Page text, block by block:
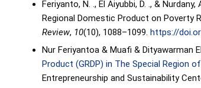
Feriyanto, N. ., El Aiyubbi, D. ., &
Regional Domestic Product on Poverty
Review, 10(10), 1088–1099. https://
Nur Feriyantoa & Muafi & Dityawarman
Product (GRDP) in The Special Region
Entrepreneurship and Sustainability